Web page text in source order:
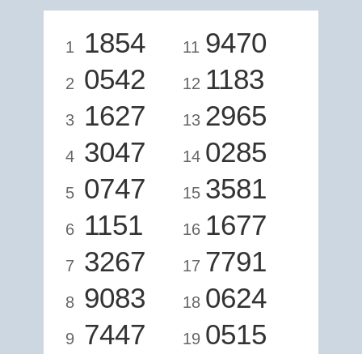
1 1854
2 0542
3 1627
4 3047
5 0747
6 1151
7 3267
8 9083
9 7447
11 9470
12 1183
13 2965
14 0285
15 3581
16 1677
17 7791
18 0624
19 0515